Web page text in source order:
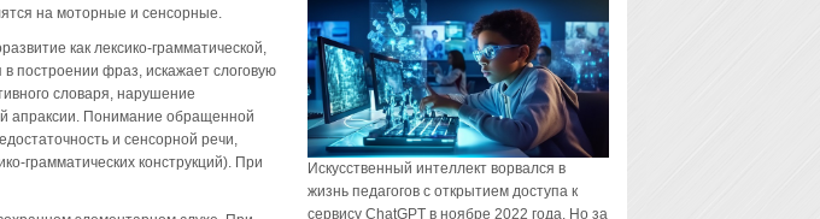
на моторные и сенсорные.
как лексико-грамматической,
построении фраз, искажает слоговую
словаря, нарушение
апраксии. Понимание обращенной
и сенсорной речи,
грамматических конструкций). При
Искусственный интеллект ворвался в
жизнь педагогов с открытием доступа к
сервису ChatGPT в ноябре 2022 года. Но за